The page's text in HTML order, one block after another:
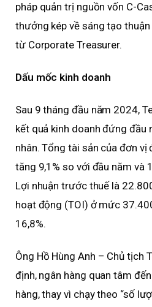
pháp quản trị nguồn vốn C-
thưởng kép về sáng tạo
từ Corporate Treasurer.
Dấu mốc kinh doanh
Sau 9 tháng đầu năm 2024,
kết quả kinh doanh đứng đầu
nhân. Tổng tài sản của đơn
tăng 9,1% so với đầu năm và
Lợi nhuận trước thuế là
hoạt động (TOI) ở mức
16,8%.
Ông Hồ Hùng Anh – Chủ tịch
định, ngân hàng quan tâm
hàng, thay vì chạy theo “số